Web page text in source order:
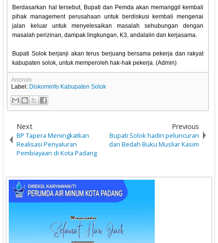
Berdasarkan hal tersebut, Bupati dan Pemda akan memanggil kembali
pihak management perusahaan untuk berdiskusi kembali mengenai
jalan keluar untuk menyelesaikan masalah sehubungan dengan
masalah perizinan, dampak lingkungan, K3, andalalin dan kerjasama.
Bupati Solok berjanji akan terus berjuang bersama pekerja dan rakyat
kabupaten solok, untuk memperoleh hak-hak pekerja. (Admin)
Anonim
Label: Diskominfo Kabupaten Solok
Next
BP Tapera Meningkatkan
Realisasi Penyaluran
Pembiayaan di Kota Padang
Previous
Bupati Solok hadiri peluncuran
dan Bedah Buku Musliar Kasim